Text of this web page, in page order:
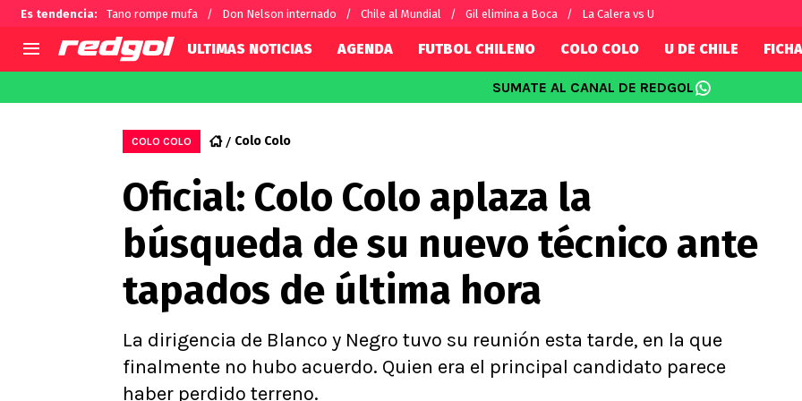
Es tendencia: Tano rompe mufa Don Nelson internado Chile al Mundial Gil elimina a Boca La Calera vs U
Selección Chilena
U de Chile
U Católica
Campeonato Nacional
Primera B
Segunda División
Copa Chile
Supercopa Chile
Campeonato Femenino
Alexis Sánchez
Carlos Palacios
Chilenos por el mundo
Fútbol Argentino
Fútbol Brasileño
Premier
Serie A
ULTIMAS NOTICIAS AGENDA FUTBOL CHILENO COLO COLO U DE CHILE
SUMATE AL CANAL DE REDGOL
COLO COLO Colo Colo
Oficial: Colo Colo aplaza la
búsqueda de su nuevo técnico ante
tapados de última hora
La dirigencia de Blanco y Negro tuvo su reunión esta tarde, en la que
finalmente no hubo acuerdo. Quien era el principal candidato parece
haber perdido terreno.